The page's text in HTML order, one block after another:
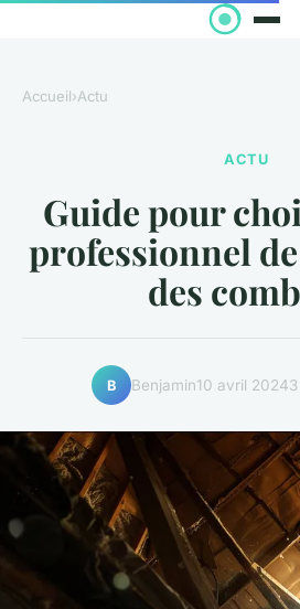
Accueil›Actu
ACTU
Guide pour
professionnel
des
B Benjamin10 avril 2024